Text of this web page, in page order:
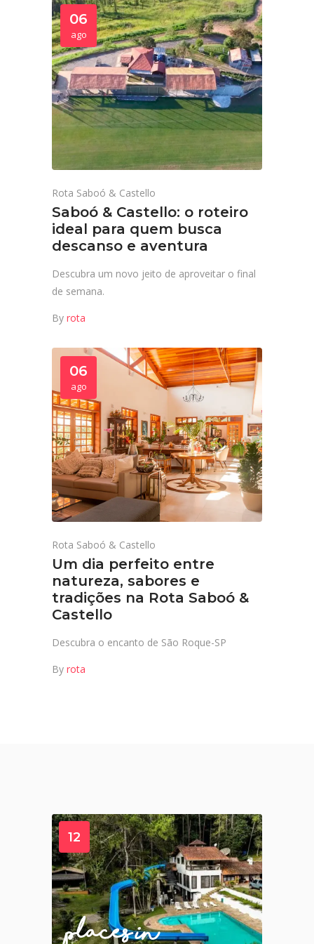
06
ago
Rota Saboó & Castello
Saboó & Castello: o roteiro
ideal para quem busca
descanso e aventura
Descubra um novo jeito de aproveitar o final
de semana.
By rota
06
ago
Rota Saboó & Castello
Um dia perfeito entre
natureza, sabores e
tradições na Rota Saboó &
Castello
Descubra o encanto de São Roque-SP
By rota
12
12